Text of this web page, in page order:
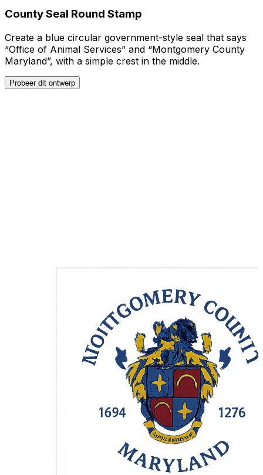
County Seal Round Stamp
Create a blue circular government-style seal that says
“Office of Animal Services” and “Montgomery County
Maryland”, with a simple crest in the middle.
Probeer dit ontwerp